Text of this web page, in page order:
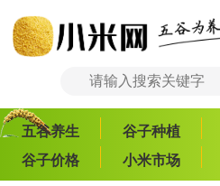
五谷养生 谷子种植
谷子价格
小米市场